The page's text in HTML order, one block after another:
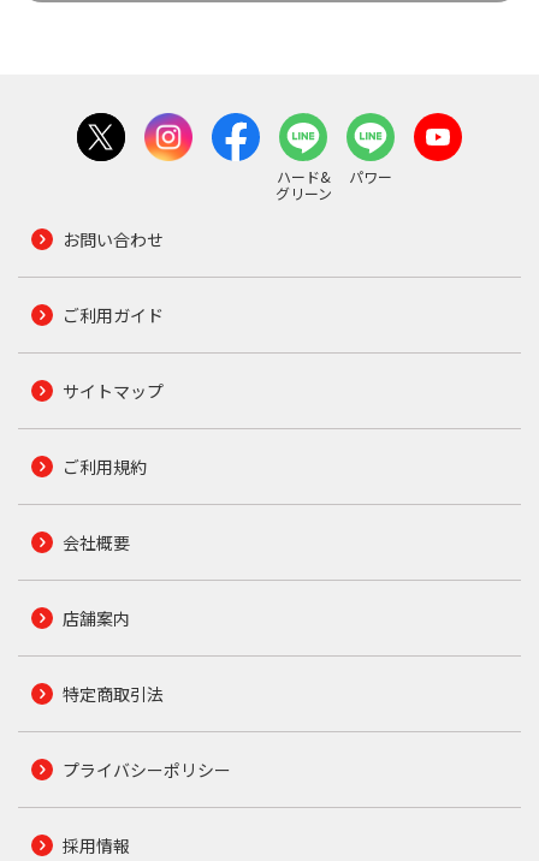
ハード&
グリーン
パワー
お問い合わせ
ご利用ガイド
サイトマップ
ご利用規約
会社概要
店舗案内
特定商取引法
プライバシーポリシー
採用情報